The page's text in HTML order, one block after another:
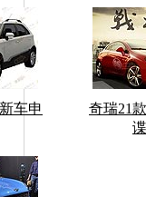
车申
奇瑞21